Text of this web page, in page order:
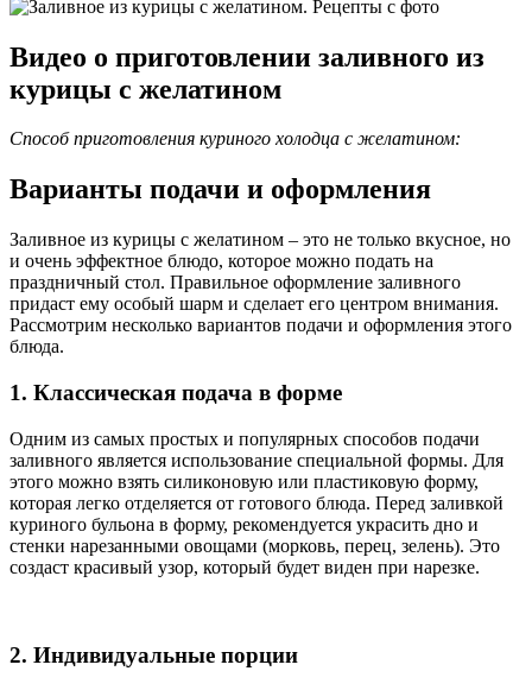
Видео о приготовлении заливного из
курицы с желатином
Способ приготовления куриного холодца с желатином:
Варианты подачи и оформления
Заливное из курицы с желатином – это не только вкусное, но
и очень эффектное блюдо, которое можно подать на
праздничный стол. Правильное оформление заливного
придаст ему особый шарм и сделает его центром внимания.
Рассмотрим несколько вариантов подачи и оформления этого
блюда.
1. Классическая подача в форме
Одним из самых простых и популярных способов подачи
заливного является использование специальной формы. Для
этого можно взять силиконовую или пластиковую форму,
которая легко отделяется от готового блюда. Перед заливкой
куриного бульона в форму, рекомендуется украсить дно и
стенки нарезанными овощами (морковь, перец, зелень). Это
создаст красивый узор, который будет виден при нарезке.
2. Индивидуальные порции